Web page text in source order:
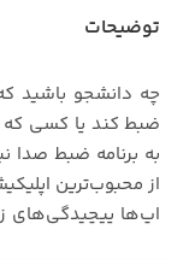
توضیحات
چه دانشجو باشید
ضبط کند یا کسی
به برنامه ضبط صدا
از محبوب‌ترین
اپ‌ها پیچیدگی‌های